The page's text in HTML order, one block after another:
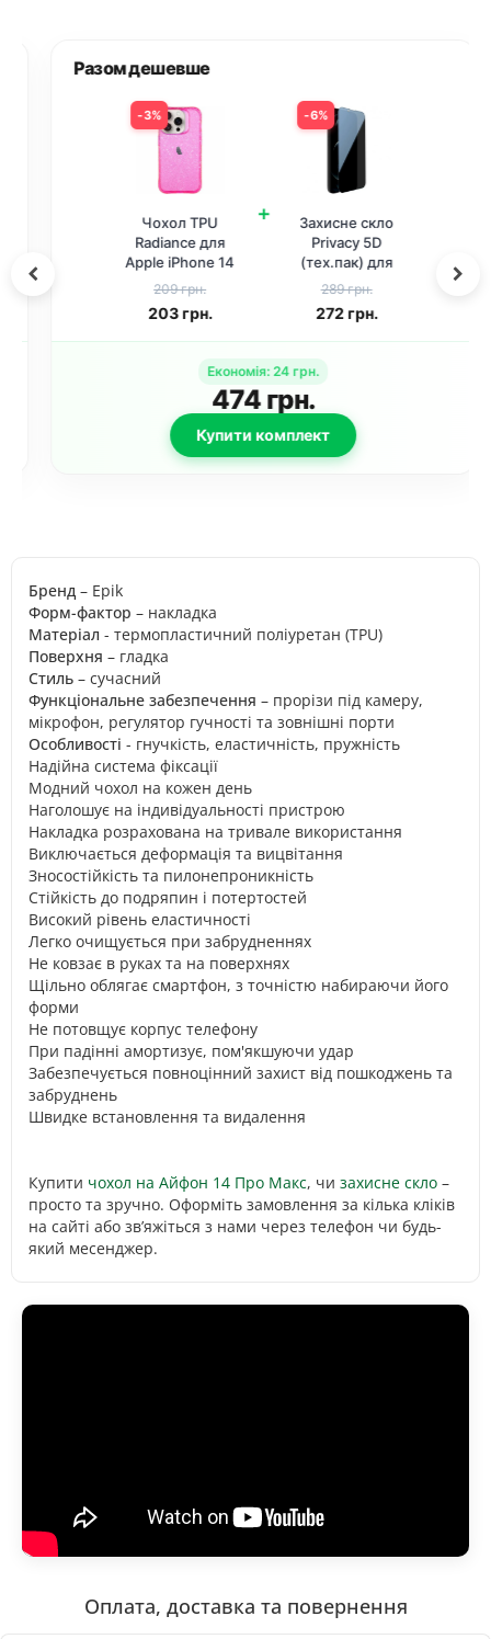
Разом дешевше
3%
Чохол TPU
Radiance для
Apple iPhone 14
Pro Max (6.7") Red
209 грн.
203грн.
6%
Захисне скло
Privacy 5D
(тех.пак) для
Apple iPhone 14
Pro Max (6.7")
Чорний
289 грн.
272грн.
Економія:24 грн.
474грн.
Купити комплект
Бренд – Epik
Форм-фактор – накладка
Матеріал - термопластичний поліуретан (TPU)
Поверхня – гладка
Стиль – сучасний
Функціональне забезпечення – прорізи під камеру,
мікрофон, регулятор гучності та зовнішні порти
Особливості - гнучкість, еластичність, пружність
Надійна система фіксації
Модний чохол на кожен день
Наголошує на індивідуальності пристрою
Накладка розрахована на тривале використання
Виключається деформація та вицвітання
Зносостійкість та пилонепроникність
Стійкість до подряпин і потертостей
Високий рівень еластичності
Легко очищується при забрудненнях
Не ковзає в руках та на поверхнях
Щільно облягає смартфон, з точністю набираючи його
форми
Не потовщує корпус телефону
При падінні амортизує, пом'якшуючи удар
Забезпечується повноцінний захист від пошкоджень та
забруднень
Швидке встановлення та видалення
Купити чохол на Айфон 14 Про Макс, чи захисне скло –
просто та зручно. Оформіть замовлення за кілька кліків
на сайті або зв’яжіться з нами через телефон чи будь-
який месенджер.
Оплата, доставка та повернення